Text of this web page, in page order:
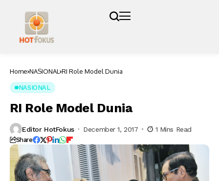
Home NASIONAL RI Role Model Dunia
NASIONAL
RI Role Model Dunia
Editor HotFokus December 1, 2017 1 Mins Read
Share